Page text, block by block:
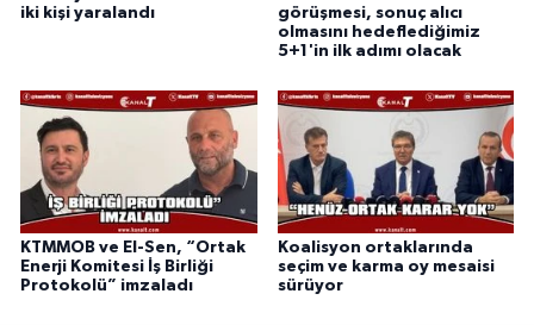
iki kişi yaralandı
görüşmesi, sonuç alıcı
olmasını hedeflediğimiz
5+1'in ilk adımı olacak
KTMMOB ve El-Sen, “Ortak
Enerji Komitesi İş Birliği
Protokolü” imzaladı
Koalisyon ortaklarında
seçim ve karma oy mesaisi
sürüyor